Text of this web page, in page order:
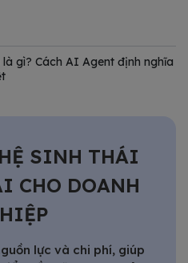
gì? Cách AI Agent định nghĩa
SINH THÁI
CHO DOANH
lực và chi phí, giúp